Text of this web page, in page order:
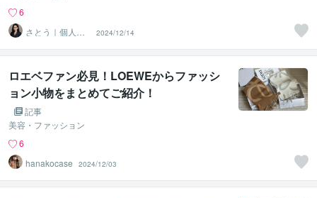
6
さとう｜個人事
業主向けライタ
ー
2024/12/14
ロエベファン必見！LOEWEからファッシ
ョン小物をまとめてご紹介！
記事
美容・ファッション
6
hanakocase
2024/12/03